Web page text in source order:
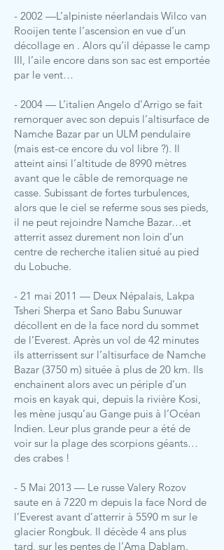
- 2002 —L’alpiniste néerlandais Wilco van
Rooijen tente l’ascension en vue d’un
décollage en . Alors qu’il dépasse le camp
III, l’aile encore dans son sac est emportée
par le vent…
- 2004 — L’italien Angelo d’Arrigo se fait
remorquer avec son depuis l’altisurface de
Namche Bazar par un ULM pendulaire
(mais est-ce encore du vol libre ?). Il
atteint ainsi l’altitude de 8990 mètres
avant que le câble de remorquage ne
casse. Subissant de fortes turbulences,
alors que le ciel se referme sous ses pieds,
il ne peut rejoindre Namche Bazar…et
atterrit assez durement non loin d’un
centre de recherche italien situé au pied
du Lobuche.
- 21 mai 2011 — Deux Népalais, Lakpa
Tsheri Sherpa et Sano Babu Sunuwar
décollent en de la face nord du sommet
de l’Everest. Après un vol de 42 minutes
ils atterrissent sur l’altisurface de Namche
Bazar (3750 m) située à plus de 20 km. Ils
enchainent alors avec un périple d’un
mois en kayak qui, depuis la rivière Kosi,
les mène jusqu’au Gange puis à l’Océan
Indien. Leur plus grande peur a été de
voir sur la plage des scorpions géants…
des crabes !
- 5 Mai 2013 — Le russe Valery Rozov
saute en à 7220 m depuis la face Nord de
l’Everest avant d’atterrir à 5590 m sur le
glacier Rongbuk. Il décède 4 ans plus
tard, sur les pentes de l’Ama Dablam.